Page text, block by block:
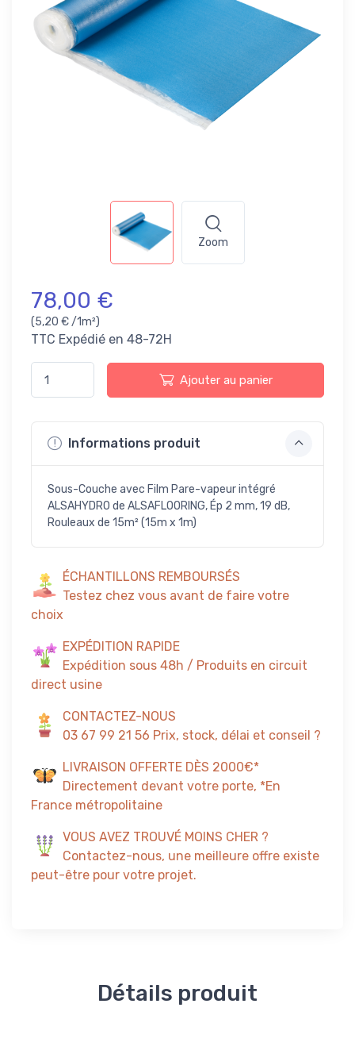
Zoom
78,00 €
(5,20 € /1m²)
TTC Expédié en 48-72H
Ajouter au panier
Informations produit
Sous-Couche avec Film Pare-vapeur intégré
ALSAHYDRO de ALSAFLOORING, Ép 2 mm, 19 dB,
Rouleaux de 15m² (15m x 1m)
ÉCHANTILLONS REMBOURSÉS
Testez chez vous avant de faire votre
choix
EXPÉDITION RAPIDE
Expédition sous 48h / Produits en circuit
direct usine
CONTACTEZ-NOUS
03 67 99 21 56 Prix, stock, délai et conseil ?
LIVRAISON OFFERTE DÈS 2000€*
Directement devant votre porte, *En
France métropolitaine
VOUS AVEZ TROUVÉ MOINS CHER ?
Contactez-nous, une meilleure offre existe
peut-être pour votre projet.
Détails produit